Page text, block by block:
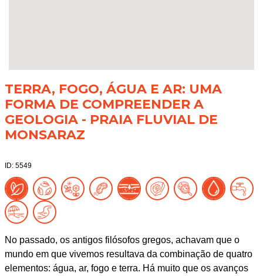
TERRA, FOGO, ÁGUA E AR: UMA
FORMA DE COMPREENDER A
GEOLOGIA - PRAIA FLUVIAL DE
MONSARAZ
ID: 5549
No passado, os antigos filósofos gregos, achavam que o
mundo em que vivemos resultava da combinação de quatro
elementos: água, ar, fogo e terra. Há muito que os avanços